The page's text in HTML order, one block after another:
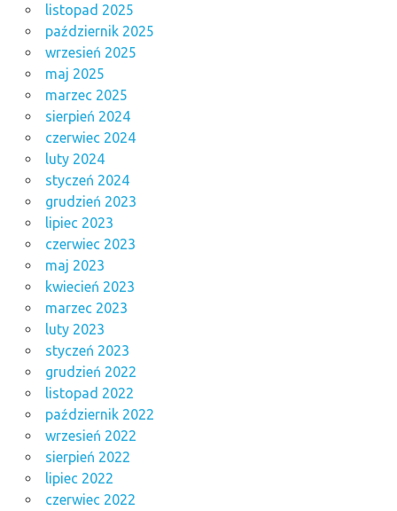
listopad 2025
październik 2025
wrzesień 2025
maj 2025
marzec 2025
sierpień 2024
czerwiec 2024
luty 2024
styczeń 2024
grudzień 2023
lipiec 2023
czerwiec 2023
maj 2023
kwiecień 2023
marzec 2023
luty 2023
styczeń 2023
grudzień 2022
listopad 2022
październik 2022
wrzesień 2022
sierpień 2022
lipiec 2022
czerwiec 2022